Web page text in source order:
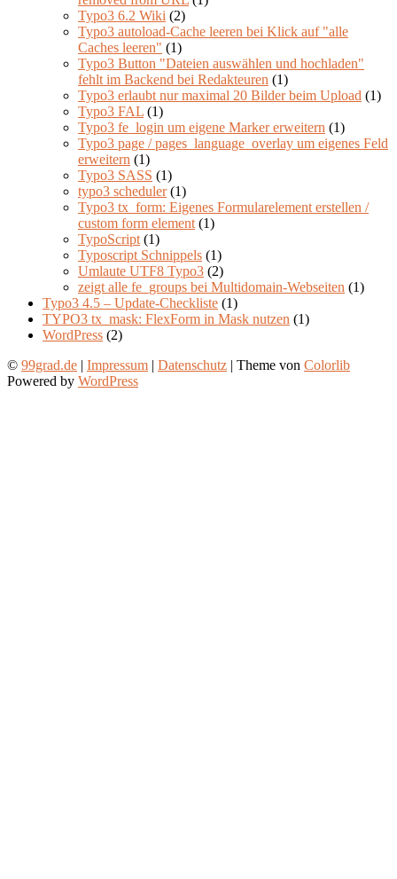
Typo3 6.2 Wiki (2)
Typo3 autoload-Cache leeren bei Klick auf "alle
Caches leeren" (1)
Typo3 Button "Dateien auswählen und hochladen"
fehlt im Backend bei Redakteuren (1)
Typo3 erlaubt nur maximal 20 Bilder beim Upload (1)
Typo3 FAL (1)
Typo3 fe_login um eigene Marker erweitern (1)
Typo3 page / pages_language_overlay um eigenes Feld
erweitern (1)
Typo3 SASS (1)
typo3 scheduler(1)
Typo3 tx_form: Eigenes Formularelement erstellen /
custom form element(1)
TypoScript(1)
Typoscript Schnippels (1)
Umlaute UTF8 Typo3 (2)
zeigt alle fe_groups bei Multidomain-Webseiten (1)
Typo3 4.5 – Update-Checkliste (1)
TYPO3 tx_mask: FlexForm in Mask nutzen (1)
WordPress (2)
© 99grad.de Impressum Datenschutz | Theme von Colorlib
Powered by WordPress